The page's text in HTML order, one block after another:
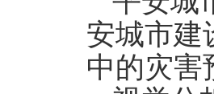
安城市建
中的灾害